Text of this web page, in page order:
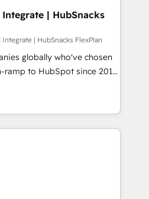
campaigns, content and
With our bright
can-do mentality, we
daily basis. So tell us
you! Driving digital
| HubSnacks
| HubSnacks FlexPlan
globally who've chosen
ramp to HubSpot since 2014
that accelerate value...
New or Check-fixing existing
3️⃣ Integrate |
API Integration project... ⬅️
⬅️ to access 150+ Kickstart
put HubSpot in the center